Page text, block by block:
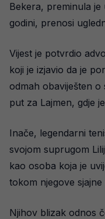
Bekera, preminula
godini, prenosi
Vijest je potvrdio
koji je izjavio da je
odmah obaviješten o
put za Lajmen, gdje
Inače, legendarni
svojom suprugom
kao osoba koja je
tokom njegove
Njihov blizak odnos